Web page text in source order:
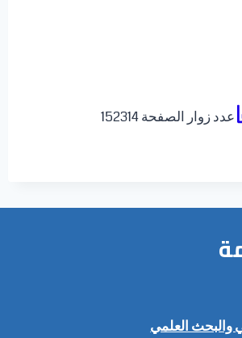
عدد زوار الصفحة 152314
والبحث العلمي